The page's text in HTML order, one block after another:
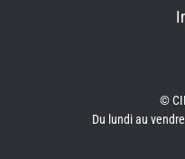
©
Du lundi au